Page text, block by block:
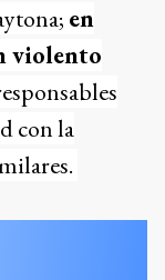
en
violento
con la